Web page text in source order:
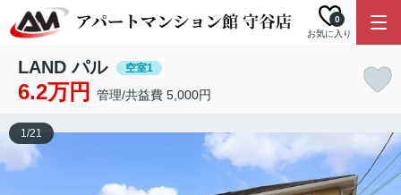
お気に入り
0
LAND パル 空室1
6.2万円 管理/共益費 5,000円
1/21